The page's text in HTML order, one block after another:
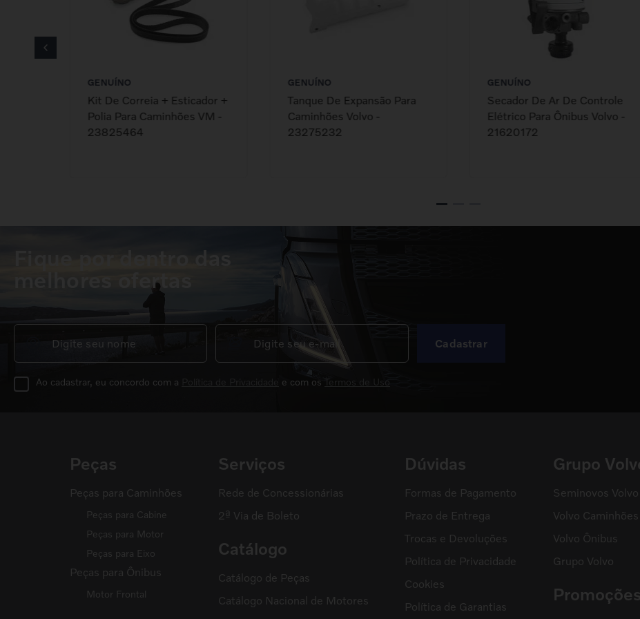
GENUÍNO
Kit De Correia + Esticador +
Polia Para Caminhões VM -
23825464
GENUÍNO
Tanque De Expansão Para
Caminhões Volvo -
23275232
GENUÍNO
Secador De Ar De Controle
Elétrico Para Ônibus Volvo -
21620172
Fique por dentro das
melhores ofertas
Cadastrar
Ao cadastrar, eu concordo com a e com os Termos de Uso
Peças
Peças para Caminhões
Peças para Cabine
Peças para Motor
Peças para Eixo
Peças para Ônibus
Motor Frontal
Serviços
Rede de Concessionárias
2ª Via de Boleto
Catálogo
Catálogo de Peças
Catálogo Nacional de Motores
Dúvidas
Formas de Pagamento
Prazo de Entrega
Trocas e Devoluções
Política de Privacidade
Cookies
Política de Garantias
Grupo
Seminovos Volvo
Volvo Caminhões
Volvo Ônibus
Grupo Volvo
Promoções